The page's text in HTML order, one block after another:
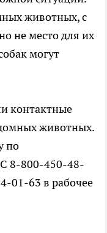
животных, с
не место для их
могут
контактные
животных.
по
8-800-450-48-
01-63 в рабочее